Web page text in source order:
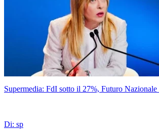
Supermedia: FdI sotto il 27%, Futuro Nazionale
Di: sp